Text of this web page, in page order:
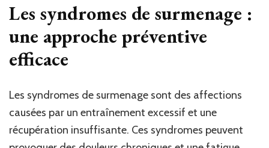
Les syndromes de surmenage :
une approche préventive
efficace
Les syndromes de surmenage sont des affections
causées par un entraînement excessif et une
récupération insuffisante. Ces syndromes peuvent